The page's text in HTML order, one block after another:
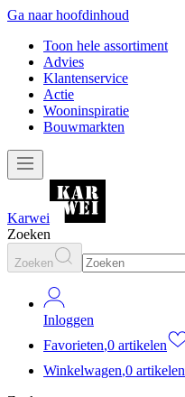
Ga naar hoofdinhoud
Toon hele assortiment
Advies
Klantenservice
Actie
Wooninspiratie
Bouwmarkten
Karwei
Zoeken
Zoeken
Inloggen
Favorieten,0 artikelen
Winkelwagen,0 artikelen